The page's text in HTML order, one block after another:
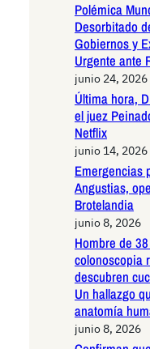
Polémica
Desorbitado
Gobiernos y
Urgente ante
junio 24, 2026
Última hora,
el juez
Netflix
junio 14, 2026
Emergencias
Angustias,
Brotelandia
junio 8, 2026
Hombre de
colonoscopia
descubren
Un hallazgo
anatomía
junio 8, 2026